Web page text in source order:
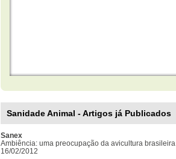
Sanidade Animal - Artigos já Publicados
Sanex
Ambiência: uma preocupação da avicultura brasileira
16/02/2012